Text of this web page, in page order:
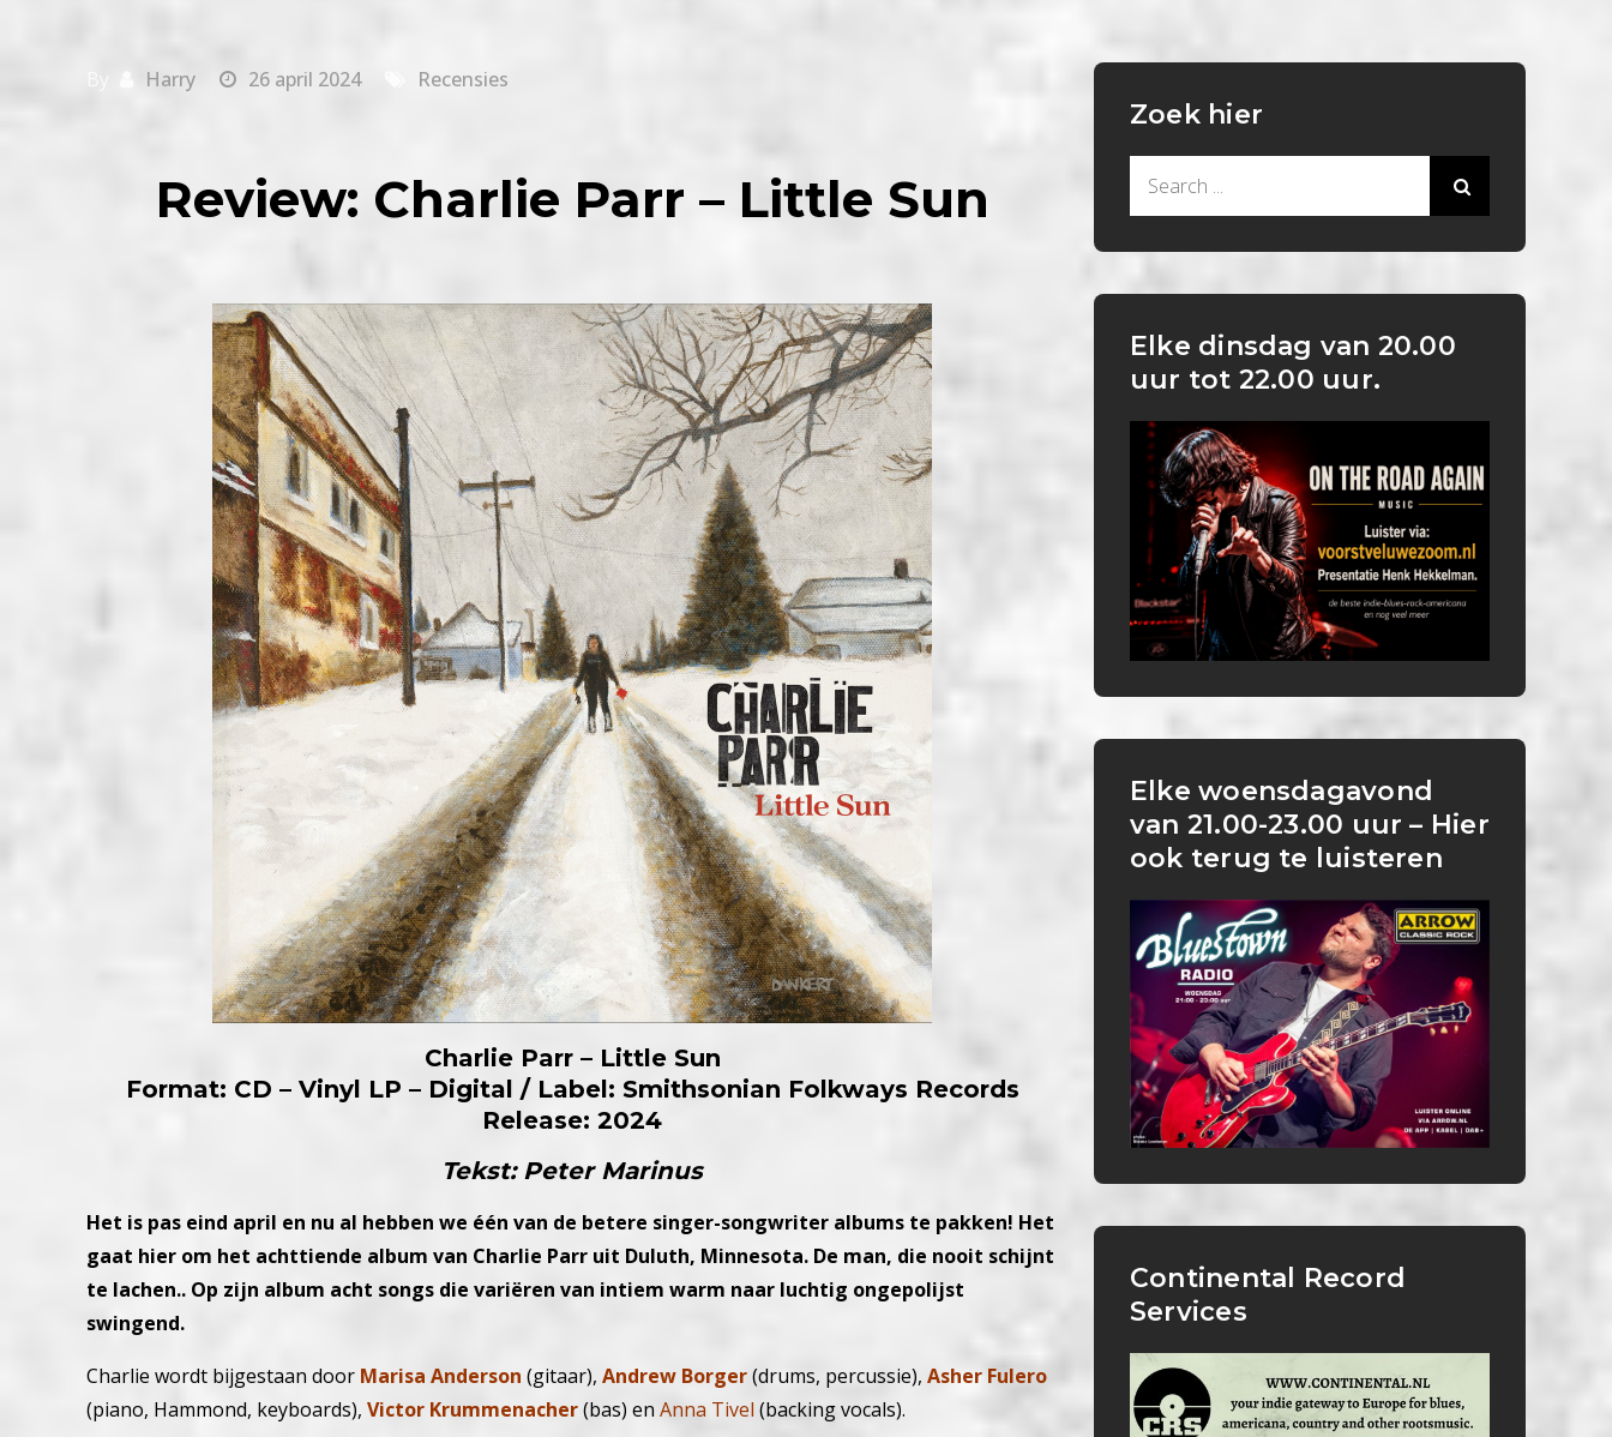
Harry 26 april 2024 Recensies
Review: Charlie Parr – Little Sun
Charlie Parr – Little Sun
Format: CD – Vinyl LP – Digital / Label: Smithsonian Folkways Records
Release: 2024
Tekst: Peter Marinus
Het is pas eind april en nu al hebben we één van de betere singer-songwriter albums te pakken! Het
gaat hier om het achttiende album van Charlie Parr uit Duluth, Minnesota. De man, die nooit schijnt
te lachen.. Op zijn album acht songs die variëren van intiem warm naar luchtig ongepolijst
swingend.
Charlie wordt bijgestaan door Marisa Anderson (gitaar), Andrew Borger(drums, percussie), Asher Fulero
(piano, Hammond, keyboards), Victor Krummenacher(bas) en Anna Tivel (backing vocals).
Zoek hier
Elke dinsdag van 20.00
uur tot 22.00 uur.
Elke woensdagavond
van 21.00-23.00 uur – Hier
ook terug te luisteren
Continental Record
Services